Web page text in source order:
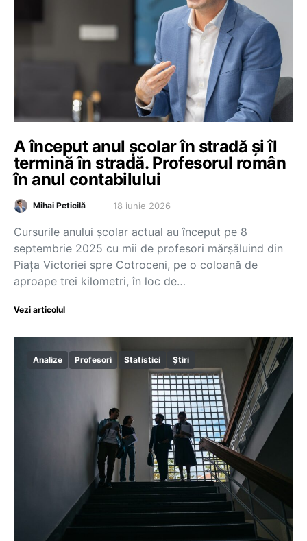
A început anul școlar în stradă și îl
termină în stradă. Profesorul român
în anul contabilului
Mihai Peticilă 18 iunie 2026
Cursurile anului școlar actual au început pe 8
septembrie 2025 cu mii de profesori mărșăluind din
Piața Victoriei spre Cotroceni, pe o coloană de
aproape trei kilometri, în loc de…
Vezi articolul
Analize Profesori Statistici Știri